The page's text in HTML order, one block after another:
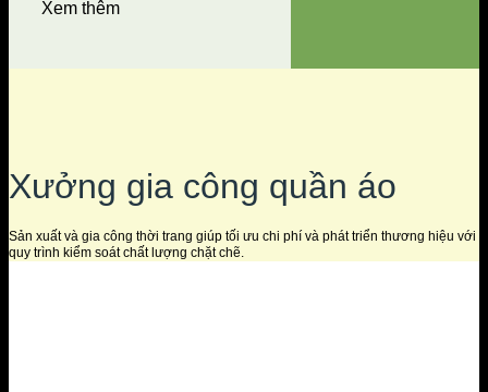
Xem thêm
Xưởng gia công quần áo
Sản xuất và gia công thời trang giúp tối ưu chi phí và phát triển thương hiệu với
quy trình kiểm soát chất lượng chặt chẽ.